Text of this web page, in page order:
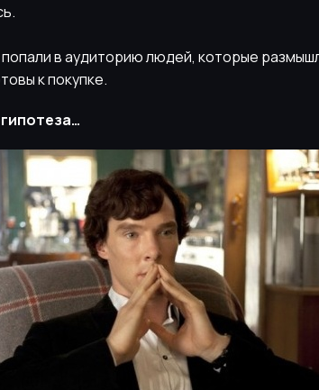
в аудиторию людей, которые
к покупке.